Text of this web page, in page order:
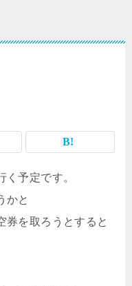
予定です。
かと
券を取ろうとすると